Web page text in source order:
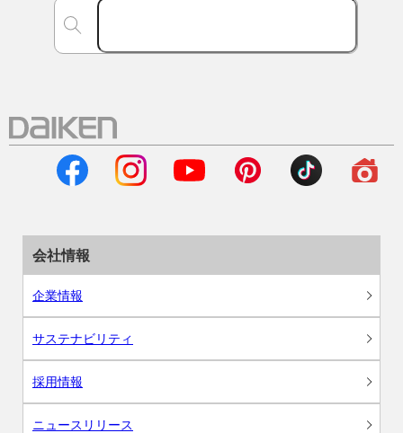
会社情報
企業情報
サステナビリティ
採用情報
ニュースリリース